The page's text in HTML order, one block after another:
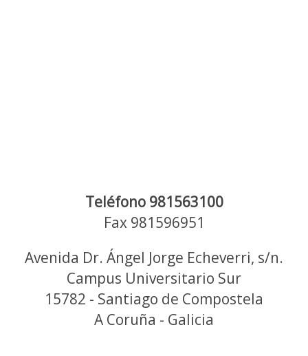
Teléfono 981563100
Fax 981596951
Avenida Dr. Ángel Jorge Echeverri, s/n.
Campus Universitario Sur
15782 - Santiago de Compostela
A Coruña - Galicia